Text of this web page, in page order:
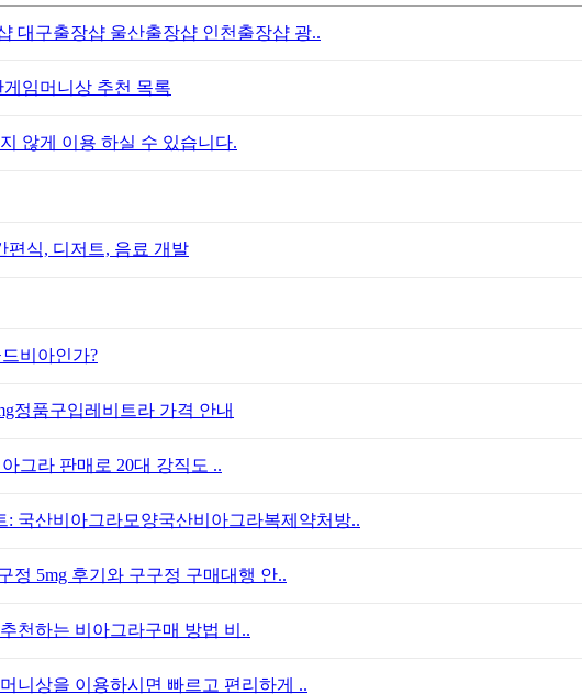
대구출장샵 울산출장샵 인천출장샵 광..
임머니상 추천 목록
않게 이용 하실 수 있습니다.
편식, 디저트, 음료 개발
비아인가?
정품구입레비트라 가격 안내
그라 판매로 20대 강직도 ..
: 국산비아그라모양국산비아그라복제약처방..
정 5mg 후기와 구구정 구매대행 안..
천하는 비아그라구매 방법 비..
니상을 이용하시면 빠르고 편리하게 ..